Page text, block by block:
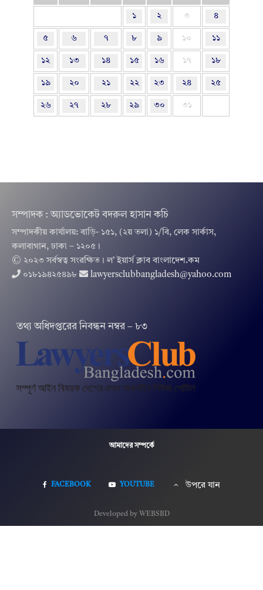
১ ২ ৩ ৪
৫ ৬ ৭ ৮ ৯ ১০ ১১
১২ ১৩ ১৪ ১৫ ১৬ ১৭ ১৮
১৯ ২০ ২১ ২২ ২৩ ২৪ ২৫
২৬ ২৭ ২৮ ২৯ ৩০ ৩১
সম্পাদক : অ্যাডভোকেট বদরুল হাসান কচি
সম্পাদকীয় কার্যালয়: বাড়ি- ১৫১, (২য় তলা) ১/বি, লেক সার্কাস,
কলাবাগান, ঢাকা – ১২০৫।
© ২০২৩ সর্বস্বত্ব সংরক্ষিত । ল’ ইয়ার্স ক্লাব বাংলাদেশ.কম
০১৮১৯৪২৫৪৯৮
lawyersclubbangladesh@yahoo.com
তথ‌্য অ‌ধিদপ্ত‌রের নিবন্ধন নম্বর – ৮৩
আমাদের সম্পর্কে
FACEBOOK YOUTUBE উপরে যান
Developed by WEBSBD